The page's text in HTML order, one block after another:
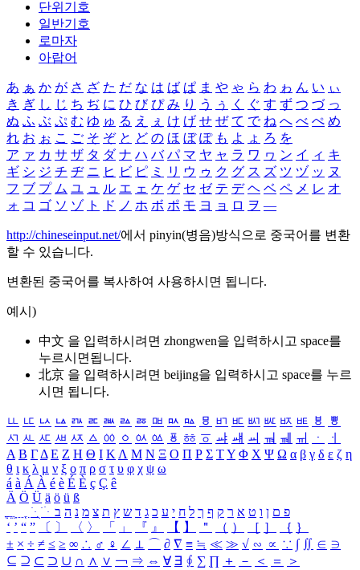
단위기호
일반기호
로마자
아랍어
あ ぁ か が さ ざ た だ な は ば ぱ ま や ゃ ら わ ゎ ん い ぃ
き ぎ し じ ち ぢ に ひ び ぴ み り う ぅ く ぐ す ず つ づ っ
ぬ ふ ぶ ぷ む ゆ ゅ る え ぇ け げ せ ぜ て で ね へ べ ぺ め
れ お ぉ こ ご そ ぞ と ど の ほ ぼ ぽ も よ ょ ろ を
ア ァ カ サ ザ タ ダ ナ ハ バ パ マ ヤ ャ ラ ワ ヮ ン イ ィ キ
ギ シ ジ チ ヂ ニ ヒ ビ ピ ミ リ ウ ゥ ク グ ス ズ ツ ヅ ッ ヌ
フ ブ プ ム ユ ュ ル エ ェ ケ ゲ セ ゼ テ デ ヘ ベ ペ メ レ オ
ォ コ ゴ ソ ゾ ト ド ノ ホ ボ ポ モ ヨ ョ ロ ヲ ―
http://chineseinput.net/에서 pinyin(병음)방식으로 중국어를 변환
할 수 있습니다.
변환된 중국어를 복사하여 사용하시면 됩니다.
예시)
中文 을 입력하시려면 zhongwen을 입력하시고 space를
누르시면됩니다.
北京 을 입력하시려면 beijing을 입력하시고 space를 누르
시면 됩니다.
ㅥ ㅦ ㅧ ㅨ ㅩ ㅪ ㅫ ㅬ ㅭ ㅮ ㅯ ㅰ ㅱ ㅲ ㅳ ㅴ ㅵ ㅶ ㅷ ㅸ
ㅹ
ㅺ ㅻ ㅼ ㅽ ㅾ ㅿ ㆀ ㆁ ㆂ ㆃ ㆄ ㆅ ㆆ ㆇ ㆈ ㆉ ㆊ ㆋ ㆌ ㆍ
ㆎ
Α Β ΓΔ Ε Ζ Η Θ Ι ΚΛ Μ Ν Ξ Ο Π Ρ Σ ΤΥ Φ Χ Ψ Ω α β γ δ ε ζ η
θ ι κ λ μ ν ξ ο π ρ σ τ υ φ χ ψ ω
á à Á À é è É È ç Ç ê
Ä Ö Ü ä ö ü ß
ִֶֹ ֻּ ׁׂ פ ם ן ו ט א ר ק ף ך ל ח י ע כ ג ד ש ץ ת צ מ נ ה ב
‘ ’ “ ” 〔 〕 〈 〉 「 」 『 』 【 】 ＂ （ ） ［ ］ ｛ ｝
± × ÷ ≠ ≤ ≥ ∞ ∴ ♂ ♀ ∠ ⊥ ⌒ ∂ ∇ ≡ ≒ ≪ ≫ √ ∽ ∝ ∵ ∫ ∬ ∈ ∋
⊆ ⊇ ⊂ ⊃ ∪ ∩ ∧ ∨ ￢ ⇒ ⇔ ∀ ∃ ∮ ∑ ∏ ＋ － ＜ ＝
＞